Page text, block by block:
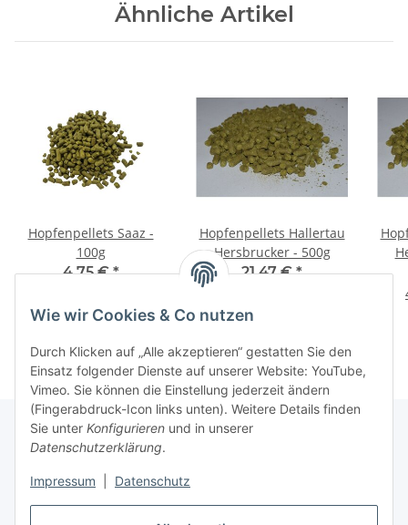
Wie wir Cookies & Co nutzen
Durch Klicken auf „Alle akzeptieren“ gestatten Sie den
Einsatz folgender Dienste auf unserer Website: YouTube,
Vimeo. Sie können die Einstellung jederzeit ändern
(Fingerabdruck-Icon links unten). Weitere Details finden
Sie unter Konfigurieren und in unserer
Datenschutzerklärung.
Impressum Datenschutz
Ähnliche Artikel
Hopfenpellets Saaz -
100g
4,75 €*
Hopfenpellets Hallertau
Hersbrucker - 500g
21,47 €*